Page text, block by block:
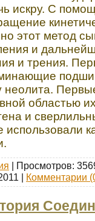
искру. С
этот метод
и
и трения.
неолита.
областью
и
использовали
| Просмотров:
| Комментарии